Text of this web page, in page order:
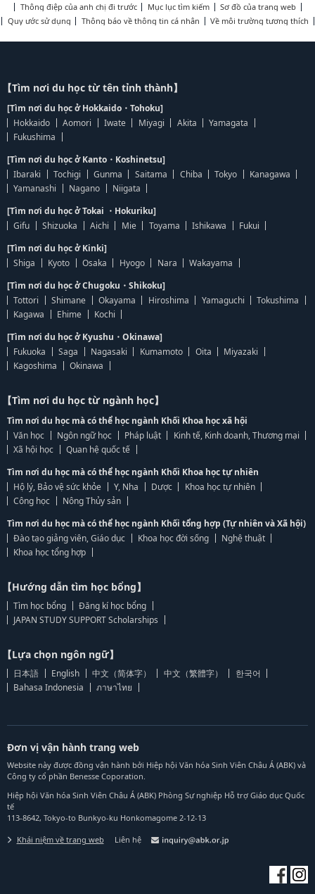
Thông điệp của anh chị đi trước
Mục lục tìm kiếm
Sơ đồ của trang web
Quy ước sử dụng
Thông báo về thông tin cá nhân Về môi trường tương thích
【Tìm nơi du học từ tên tỉnh thành】
[Tìm nơi du học ở Hokkaido・Tohoku]
Hokkaido
Aomori Iwate Miyagi Akita
Yamagata
Fukushima
[Tìm nơi du học ở Kanto・Koshinetsu]
Ibaraki
Tochigi Gunma Saitama Chiba Tokyo
Kanagawa
Yamanashi
Nagano
Niigata
[Tìm nơi du học ở Tokai ・Hokuriku]
Gifu
Shizuoka Aichi Mie Toyama Ishikawa
Fukui
[Tìm nơi du học ở Kinki]
Shiga
Kyoto Osaka Hyogo Nara
Wakayama
[Tìm nơi du học ở Chugoku・Shikoku]
Tottori
Shimane Okayama Hiroshima Yamaguchi
Tokushima
Kagawa
Ehime
Kochi
[Tìm nơi du học ở Kyushu・Okinawa]
Fukuoka
Saga Nagasaki Kumamoto Oita
Miyazaki
Kagoshima
Okinawa
【Tìm nơi du học từ ngành học】
Tìm nơi du học mà có thể học ngành Khối Khoa học xã hội
Văn học
Ngôn ngữ học Pháp luật
Kinh tế, Kinh doanh, Thương mại
Xã hội học
Quan hệ quốc tế
Tìm nơi du học mà có thể học ngành Khối Khoa học tự nhiên
Hộ lý, Bảo vệ sức khỏe
Y, Nha Dược
Khoa học tự nhiên
Công học
Nông Thủy sản
Tìm nơi du học mà có thể học ngành Khối tổng hợp (Tự nhiên và Xã hội)
Đào tạo giảng viên, Giáo dục
Khoa học đời sống
Nghệ thuật
Khoa học tổng hợp
【Hướng dẫn tìm học bổng】
Tìm học bổng
Đăng kí học bổng
JAPAN STUDY SUPPORT Scholarships
【Lựa chọn ngôn ngữ】
日本語 English 中文（简体字） 中文（繁體字）
한국어
Bahasa Indonesia
ภาษาไทย
Đơn vị vận hành trang web
Website này được đồng vận hành bởi Hiệp hội Văn hóa Sinh Viên Châu Á (ABK) và
Công ty cổ phần Benesse Coporation.
Hiệp hội Văn hóa Sinh Viên Châu Á (ABK) Phòng Sự nghiệp Hỗ trợ Giáo dục Quốc
tế
113-8642, Tokyo-to Bunkyo-ku Honkomagome 2-12-13
Khái niệm về trang web Liên hệ